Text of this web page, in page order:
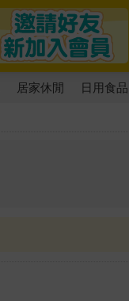
居家休閒 日用食品